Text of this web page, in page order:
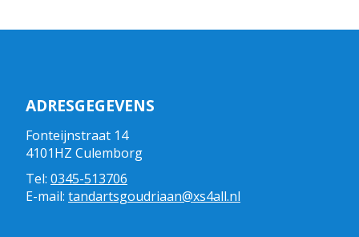
ADRESGEGEVENS
Fonteijnstraat 14
4101HZ Culemborg
Tel: 0345-513706
E-mail: tandartsgoudriaan@xs4all.nl